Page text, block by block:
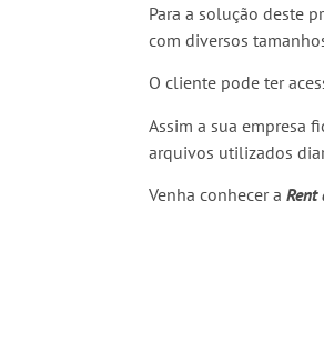
Para a solução deste
com diversos
O cliente pode ter
Assim a sua empresa
arquivos utilizados
Venha conhecer aRent